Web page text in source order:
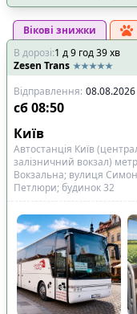
Вікові знижки
В дорозі:1 д9 год39хв
Zesen Trans
Відправлення: 08.08.2026
сб08:50
Київ
Автостанція Київ
залізничний вокзал)
Вокзальна; вулиця
Петлюри; будинок 32